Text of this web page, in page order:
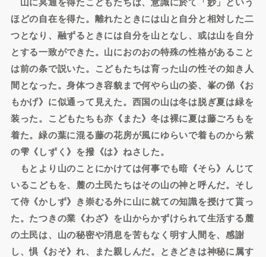
ほどの自在を得た。離れたときには山と自分と相対した二
つとなり、融ずるときには自分を山となし、或は山を自分
とする一致ができた。山におのおの特殊の性格があること
は前の条で説いた。こどもたちは育った山の性その如き人
間となった。身体つき容貌まで何やら山の姿、峯の俤《お
もかげ》に似通って見えた。西国の山は冬は脱ぎ夏は緑を
装った。こどもたちも亦《また》冬は裸に夏は藤ごろもを
着た。緑の葉に混る藤の花房が風にゆらいで着ものから紫
の雫《しずく》を撥《は》ねさした。
もとより山のことにかけては何事でも暗《そら》んじて
いるこどもを、麓の土民たちはその山の神と呼んだ。そし
て侍《かしず》き崇むる外に山に就ての知識を授けて貰っ
た。たつきの業《わざ》を山からかずけられて生活する麓
の土民は、山の秘密や消息を苦もなく明す人間を、感謝
し、惧《おそ》れ、また親しんだ。ときどきは神秘に属す